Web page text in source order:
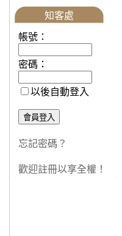
知客處
帳號：
密碼：
以後自動登入
忘記密碼？
歡迎註冊以享全權！